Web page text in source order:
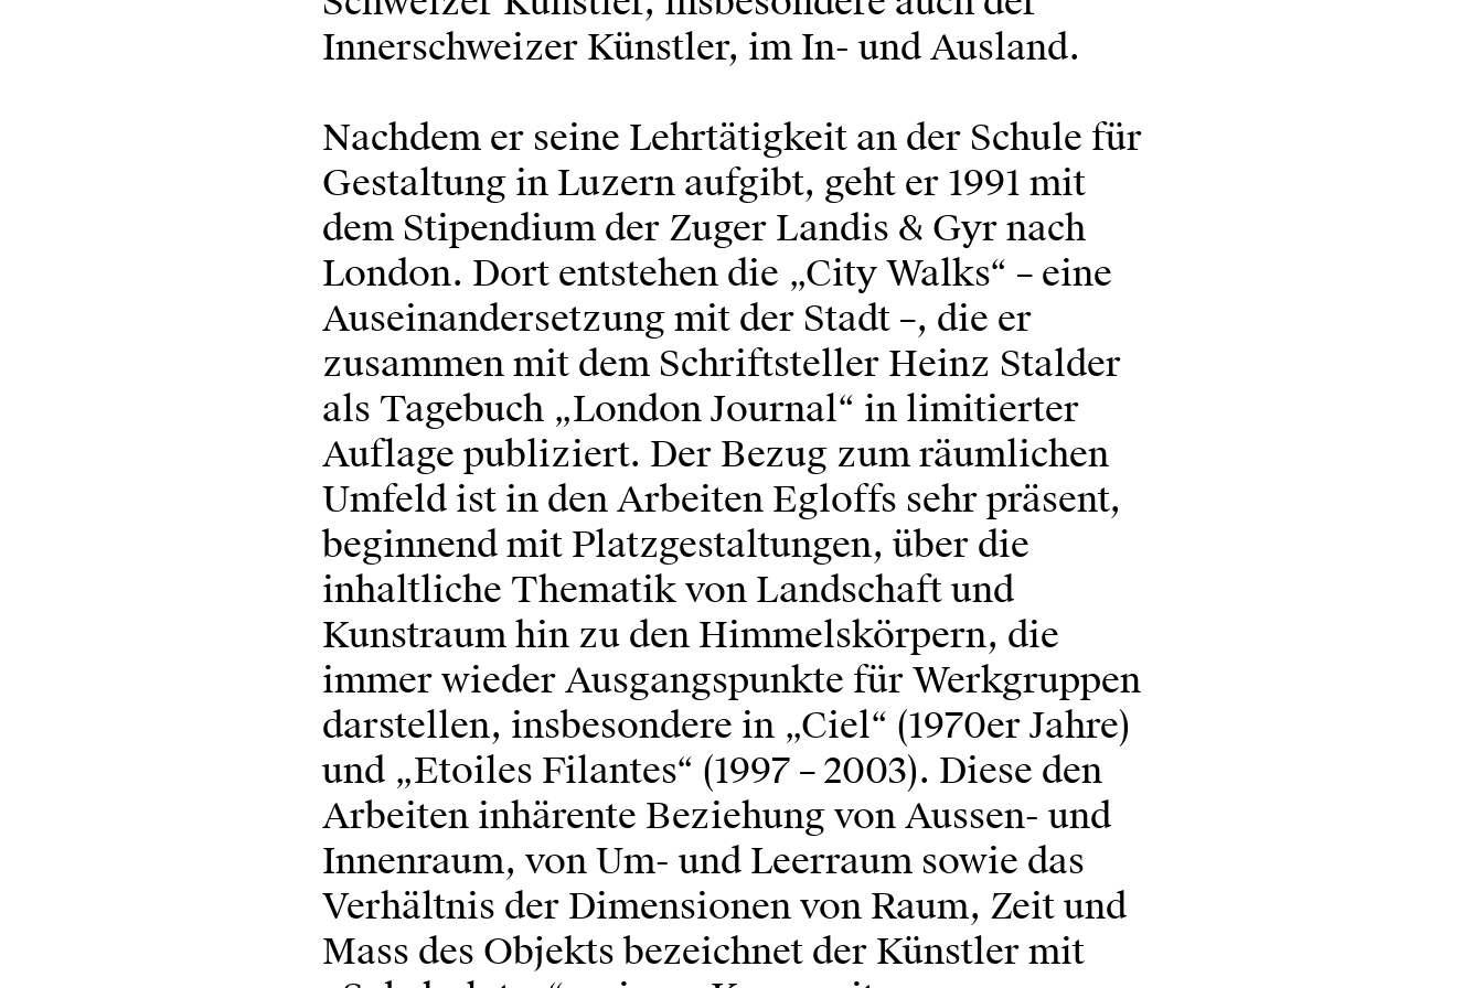
Innerschweizer Künstler, im In- und Ausland.
Nachdem er seine Lehrtätigkeit an der Schule für
Gestaltung in Luzern aufgibt, geht er 1991 mit
dem Stipendium der Zuger Landis & Gyr nach
London. Dort entstehen die „City Walks“ – eine
Auseinandersetzung mit der Stadt –, die er
zusammen mit dem Schriftsteller Heinz Stalder
als Tagebuch „London Journal“ in limitierter
Auflage publiziert. Der Bezug zum räumlichen
Umfeld ist in den Arbeiten Egloffs sehr präsent,
beginnend mit Platzgestaltungen, über die
inhaltliche Thematik von Landschaft und
Kunstraum hin zu den Himmelskörpern, die
immer wieder Ausgangspunkte für Werkgruppen
darstellen, insbesondere in „Ciel“ (1970er Jahre)
und „Etoiles Filantes“ (1997 – 2003). Diese den
Arbeiten inhärente Beziehung von Aussen- und
Innenraum, von Um- und Leerraum sowie das
Verhältnis der Dimensionen von Raum, Zeit und
Mass des Objekts bezeichnet der Künstler mit